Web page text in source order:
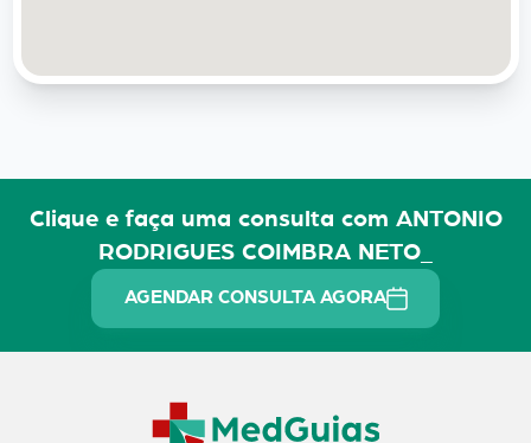
Clique e faça uma consulta com ANTONIO
RODRIGUES COIMBRA NETO_
AGENDAR CONSULTA AGORA